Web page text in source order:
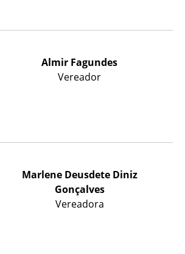
Almir Fagundes
Vereador
Marlene Deusdete Diniz
Gonçalves
Vereadora